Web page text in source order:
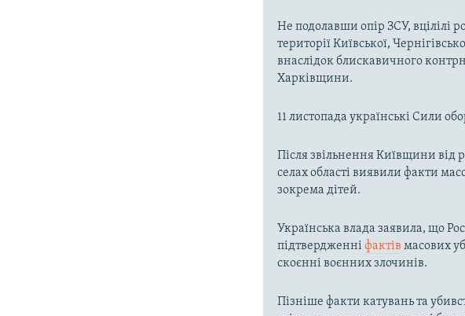
Не подолавши опір ЗСУ, вцілілі
території Київської,
внаслідок блискавичного
Харківщини.
11 листопада українські Сили
Після звільнення Київщини від
селах області виявили факти
зокрема дітей.
Українська влада заявила, що
підтвердженніфактів масових
скоєнні воєнних злочинів.
Пізніше факти катувань та